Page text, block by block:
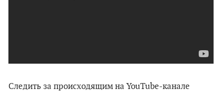
Следить за происходящим на YouTube-канале